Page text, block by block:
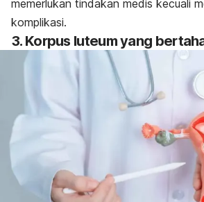
memerlukan tindakan medis kecuali
komplikasi.
3. Korpus luteum yang